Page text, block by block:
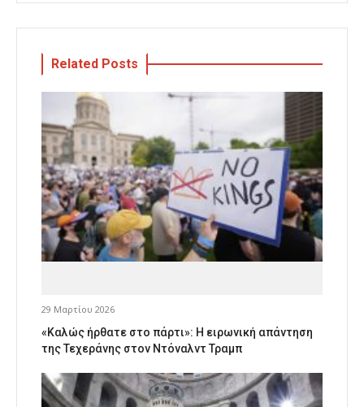
Related Posts
29 Μαρτίου 2026
«Καλώς ήρθατε στο πάρτι»: Η ειρωνική απάντηση
της Τεχεράνης στον Ντόναλντ Τραμπ